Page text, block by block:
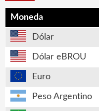
Moneda
Dólar
Dólar eBROU
Euro
Peso Argentino